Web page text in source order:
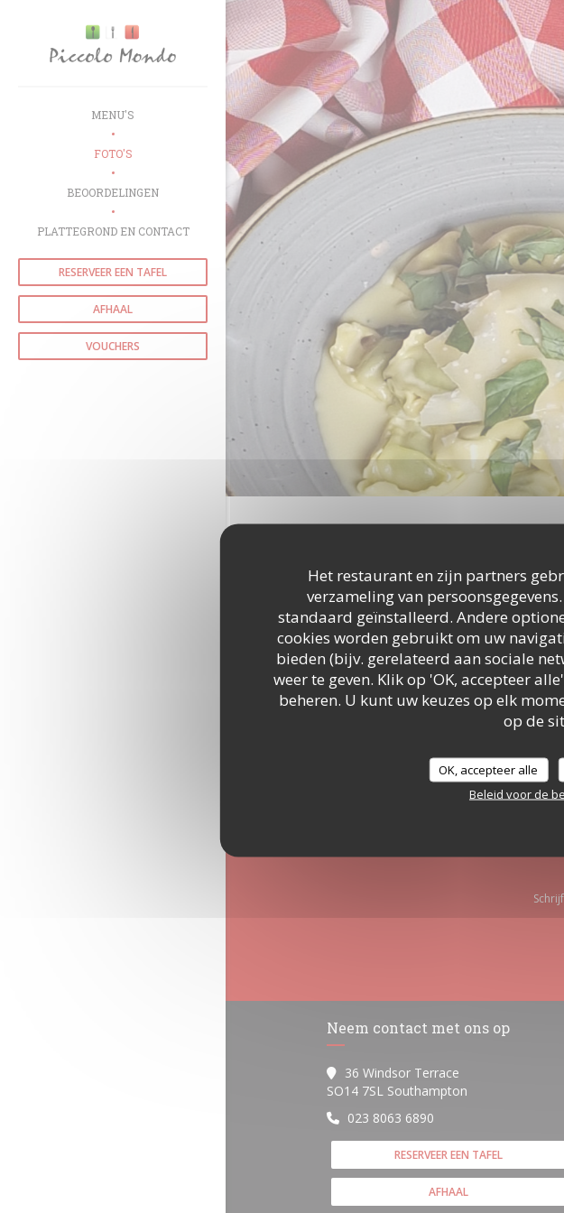
Het restaurant en zijn partners
verzameling van
standaard geïnstalleerd. Andere
cookies worden gebruikt om uw
bieden (bijv. gerelateerd aan sociale
weer te geven. Klik op 'OK, accepteer
beheren. U kunt uw keuzes op elk
op de
OK, accepteer alle
Beleid voor de
MENU'S
FOTO'S
BEOORDELINGEN
PLATTEGROND EN CONTACT
RESERVEER EEN TAFEL
AFHAAL
VOUCHERS
Neem contact met ons op
36 Windsor Terrace
SO14 7SL Southampton ((opent in een
023 8063 6890
RESERVEER EEN TAFEL
AFHAAL